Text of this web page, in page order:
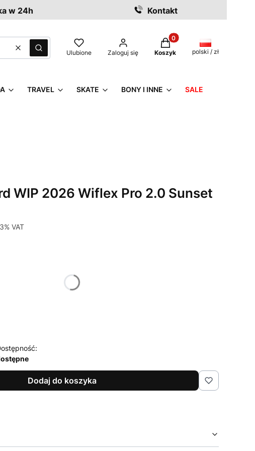
w 24h Kontakt
WyczyśćSzukaj Ulubione Zaloguj się
Produkty w koszyku: 0.
Koszyk polski / zł
TRAVEL SKATE BONY I INNE SALE
WIP 2026 Wiflex Pro 2.0 Sunset
VAT
Dodaj do koszyka